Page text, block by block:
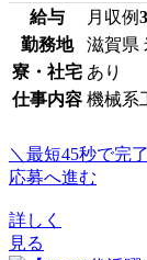
給与 月収例
勤務地
滋賀県
寮・社宅 あり
仕事内容 機械系
＼最短45秒で完
応募へ進む
詳しく
見る